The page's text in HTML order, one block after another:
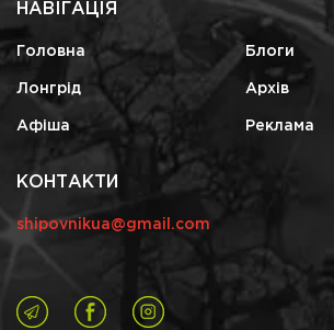
НАВІГАЦІЯ
Головна Блоги
Лонгрід Архів
Афіша Реклама
КОНТАКТИ
shipovnikua@gmail.com